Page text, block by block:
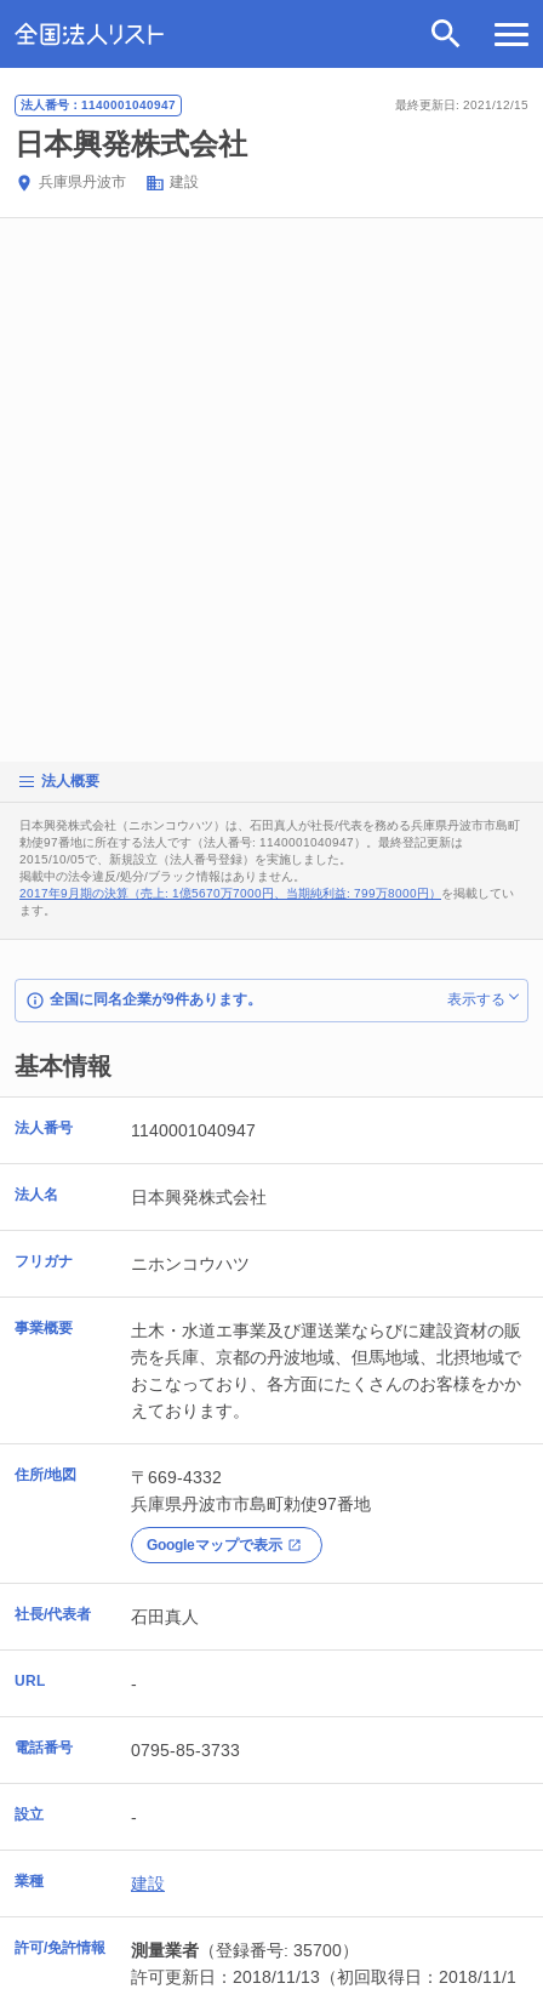
最終更新日: 2021/12/15
法人番号：1140001040947
日本興発株式会社
兵庫県丹波市 建設
法人概要
日本興発株式会社（ニホンコウハツ）は、石田真人が社長/代表を務める兵庫県丹波市市島町
勅使97番地に所在する法人です（法人番号: 1140001040947）。最終登記更新は
2015/10/05で、新規設立（法人番号登録）を実施しました。
掲載中の法令違反/処分/ブラック情報はありません。
2017年9月期の決算（売上: 1億5670万7000円、当期純利益: 799万8000円） を掲載してい
ます。
全国に同名企業が9件あります。 表示する
基本情報
法人番号 1140001040947
法人名 日本興発株式会社
フリガナ ニホンコウハツ
事業概要
土木・水道エ事業及び運送業ならびに建設資材の販
売を兵庫、京都の丹波地域、但馬地域、北摂地域で
おこなっており、各方面にたくさんのお客様をかか
えております。
住所/地図
〒669-4332
兵庫県丹波市市島町勅使97番地
Googleマップで表示
社長/代表者 石田真人
URL -
電話番号 0795-85-3733
設立 -
業種 建設
許可/免許情報 測量業者 （登録番号: 35700）
許可更新日：2018/11/13（初回取得日：2018/11/1